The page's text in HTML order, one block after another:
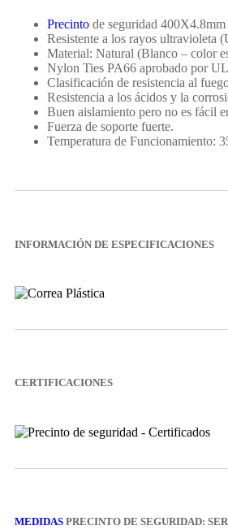
Precinto de seguridad
Resistente a los rayos ultravioleta
Material: Natural (Blanco – color
Nylon Ties PA66 aprobado por UL
Clasificación de resistencia al
Resistencia a los ácidos y la
Buen aislamiento pero no es fácil
Fuerza de soporte fuerte.
Temperatura de Funcionamiento:
INFORMACIÓN DE ESPECIFICACIONES
CERTIFICACIONES
MEDIDAS PRECINTO DE SEGURIDAD: